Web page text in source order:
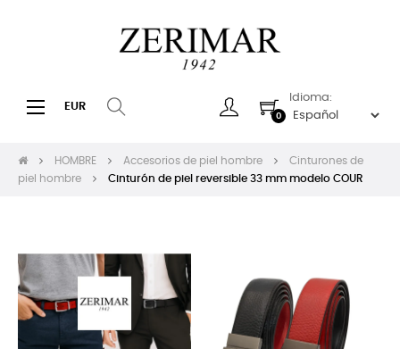
Navegación
☰ EUR
0
Idioma:
HOMBRE Accesorios de piel hombre
Cinturones de
piel hombre
Cinturón de piel reversible 33 mm modelo COUR